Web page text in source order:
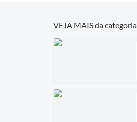
VEJA MAIS da categoria